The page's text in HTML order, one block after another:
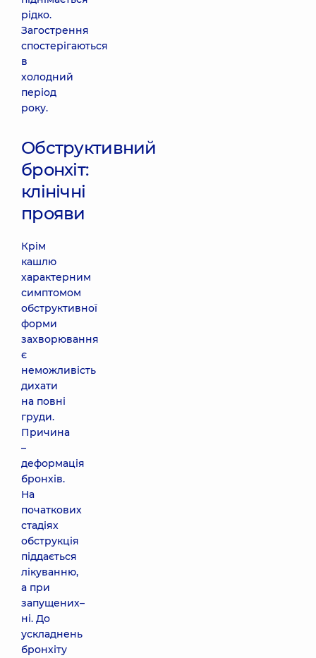
рідко.
Загострення
спостерігаються
в
холодний
період
року.
Обструктивний
бронхіт:
клінічні
прояви
Крім
кашлю
характерним
симптомом
обструктивної
форми
захворювання
є
неможливість
дихати
на повні
груди.
Причина
–
деформація
бронхів.
На
початкових
стадіях
обструкція
піддається
лікуванню,
а при
запущених–
ні. До
ускладнень
бронхіту